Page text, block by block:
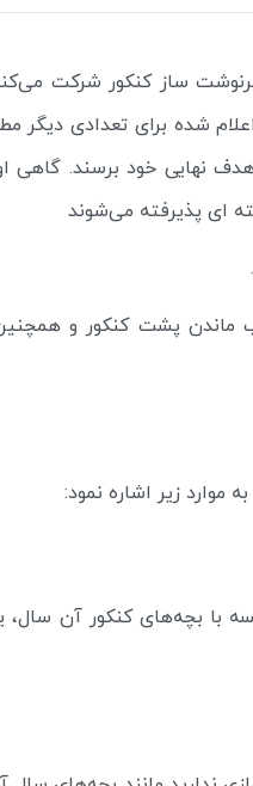
ساز کنکور شرکت
شده برای تعدادی دیگر
نهایی خود برسند. گاهی
ای پذیرفته می‌‌شوند
ماندن پشت کنکور و
موارد زیر اشاره نمود:
با بچه‌های کنکور آن